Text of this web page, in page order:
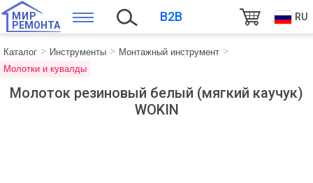
МИР
РЕМОНТА
B2B RU
Каталог Инструменты
Монтажный инструмент
Молотки и кувалды
Молоток резиновый белый (мягкий каучук)
WOKIN